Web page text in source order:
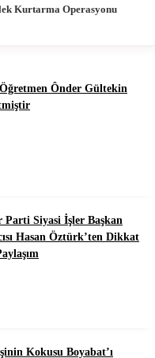
Kurtarma Operasyonu
Ônder Gültekin
Parti Siyasi İşler Başkan
Hasan Öztürk’ten Dikkat
Kokusu Boyabat’ı